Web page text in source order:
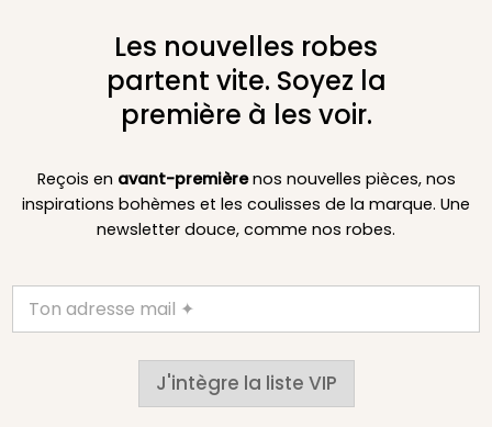
Les nouvelles robes
partent vite. Soyez la
première à les voir.
Reçois en avant-premièrenos nouvelles pièces, nos
inspirations bohèmes et les coulisses de la marque. Une
newsletter douce, comme nos robes.
J'intègre la liste VIP